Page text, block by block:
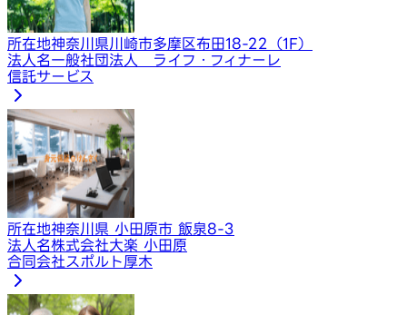
所在地神奈川県川崎市多摩区布田18-22（1F）
法人名一般社団法人 ライフ・フィナーレ
信託サービス
所在地神奈川県 小田原市 飯泉8-3
法人名株式会社大楽 小田原
合同会社スポルト厚木